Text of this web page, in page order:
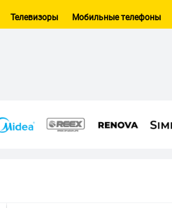
Телевизоры Мобильные телефоны